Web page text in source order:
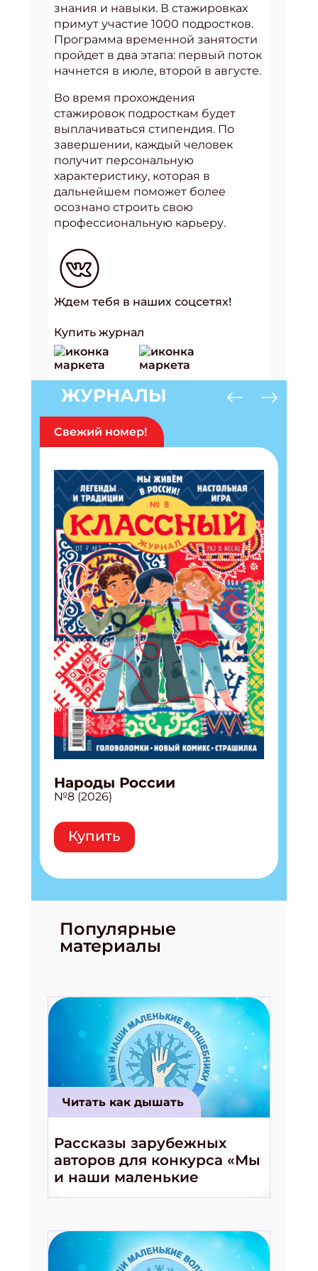
знания и навыки. В стажировках
примут участие 1000 подростков.
Программа временной занятости
пройдет в два этапа: первый поток
начнется в июле, второй в августе.
Во время прохождения
стажировок подросткам будет
выплачиваться стипендия. По
завершении, каждый человек
получит персональную
характеристику, которая в
дальнейшем поможет более
осознано строить свою
профессиональную карьеру.
Ждем тебя в наших соцсетях!
Купить журнал
ЖУРНАЛЫ
Свежий номер!
Народы России
№8 (2026)
Купить
Популярные
материалы
Читать как дышать
Рассказы зарубежных
авторов для конкурса «Мы
и наши маленькие
волшебники!»